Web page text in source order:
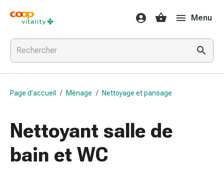
Médicaments
et
santé
Grippe
et
Refroidissement
pour
Médicaments
contre
la
Menu
Page d’accueil / Ménage / Nettoyage et pansage
Nettoyant salle de
bain et WC